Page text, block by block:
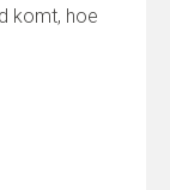
komt, hoe